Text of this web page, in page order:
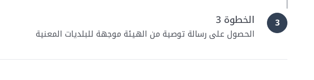
3 الخطوة 3
الحصول على رسالة توصية من الهيئة موجهة للبلديات المعنية